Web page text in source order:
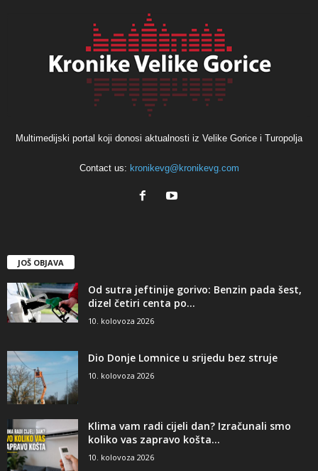
Multimedijski portal koji donosi aktualnosti iz Velike Gorice i Turopolja
Contact us: kronikevg@kronikevg.com
JOŠ OBJAVA
Od sutra jeftinije gorivo: Benzin pada šest,
dizel četiri centa po...
10. kolovoza 2026
Dio Donje Lomnice u srijedu bez struje
10. kolovoza 2026
Klima vam radi cijeli dan? Izračunali smo
koliko vas zapravo košta...
10. kolovoza 2026